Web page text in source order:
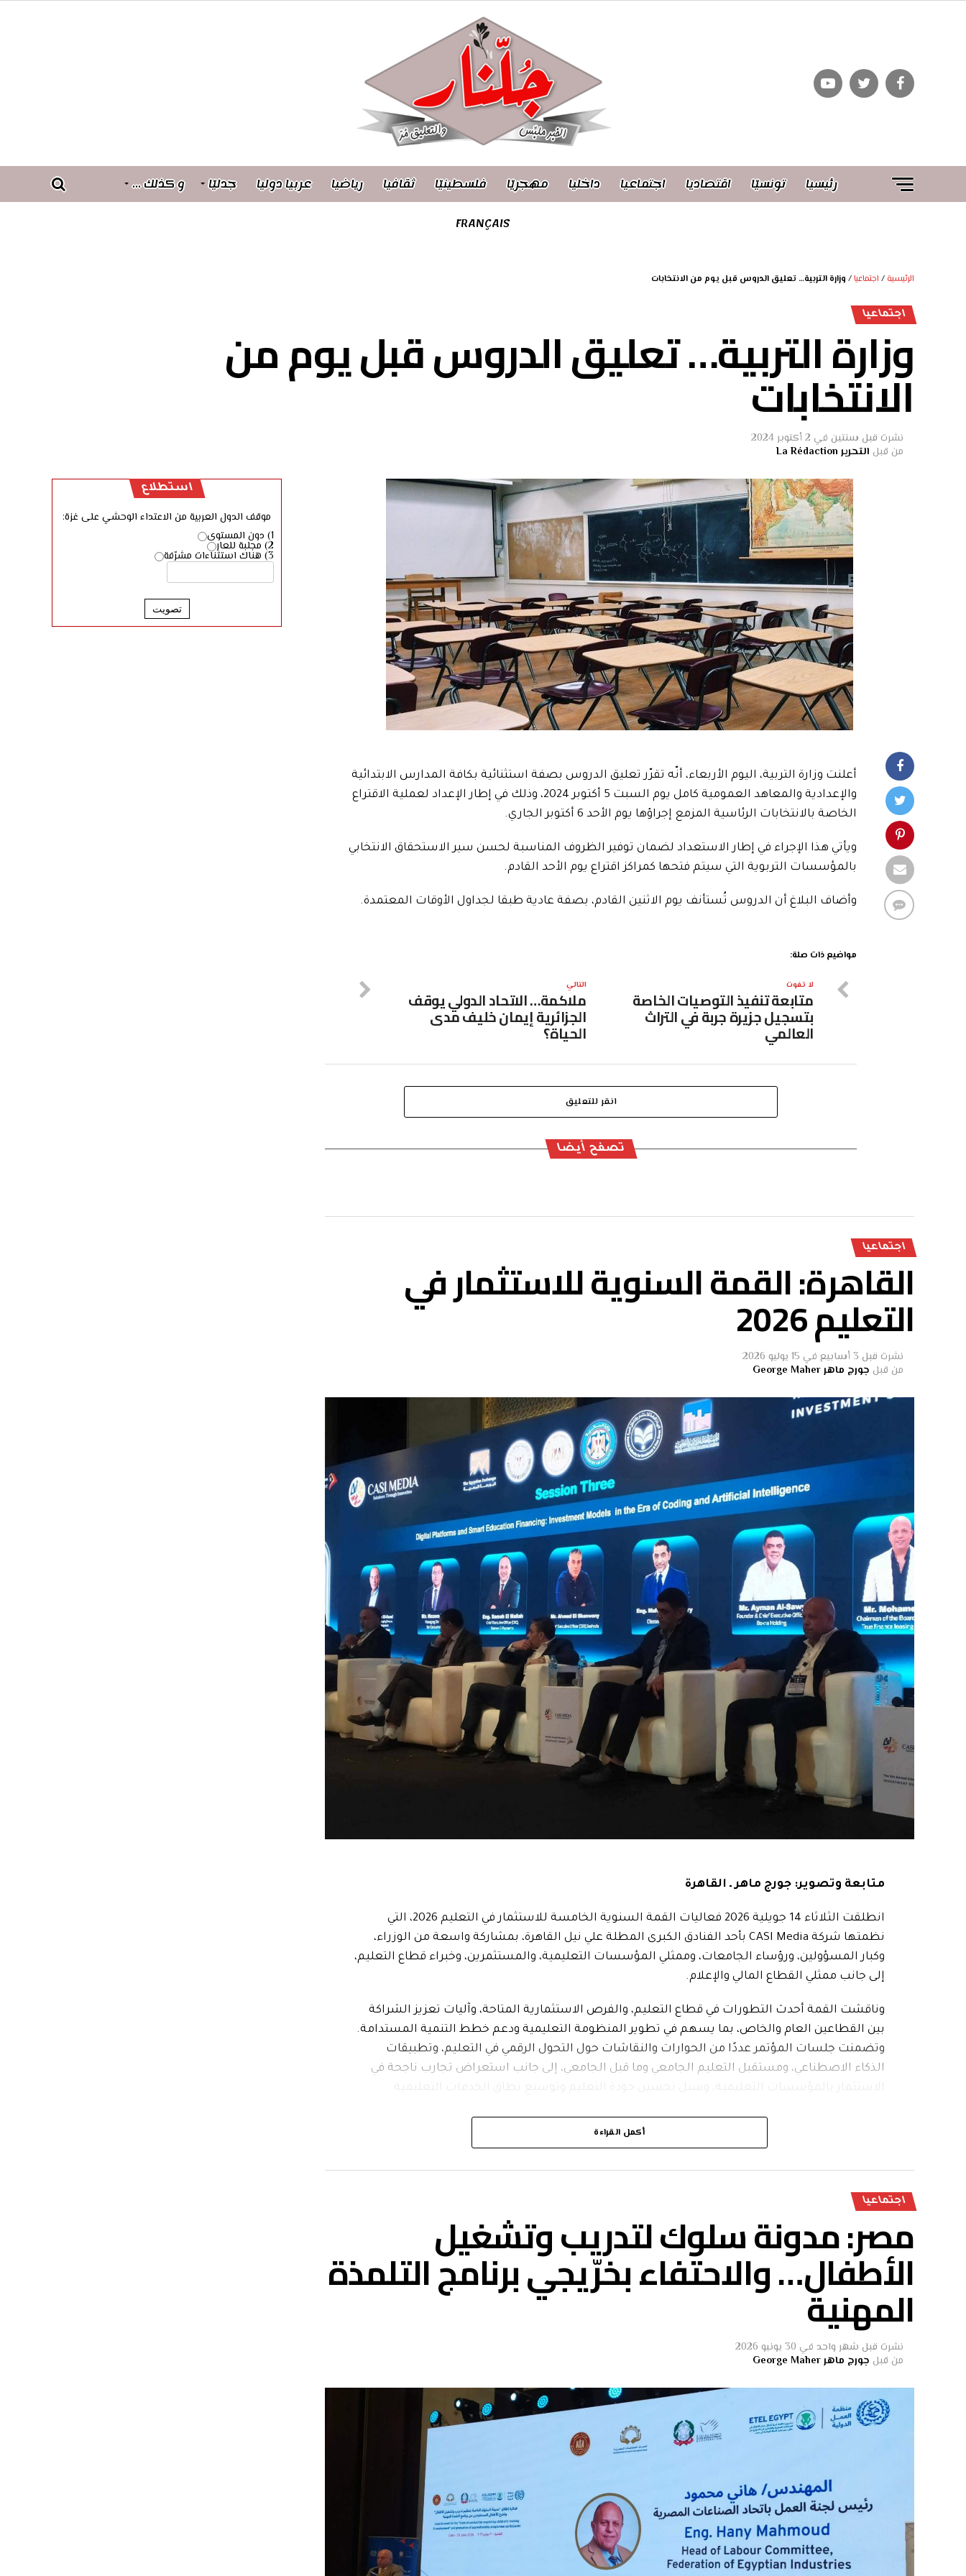
رئيسيا تونسيّا اقتصاديا اجتماعيا داخليا مهجريّا فلسطينيّا ثقافيا رياضيا عربيا دوليا جدليّا
و كذلك …
FRANÇAIS
الرئيسية / اجتماعيا/ وزارة التربية… تعليق الدروس قبل يوم من الانتخابات
اجتماعيا
وزارة التربية… تعليق الدروس قبل يوم من
الانتخابات
نشرت قبل سنتين في 2 أكتوبر 2024
من قبل التحرير La Rédaction
أعلنت وزارة التربية، اليوم الأربعاء، أنّه تقرّر تعليق الدروس بصفة استثنائية بكافة المدارس الابتدائية
والإعدادية والمعاهد العمومية كامل يوم السبت 5 أكتوبر 2024، وذلك في إطار الإعداد لعملية الاقتراع
الخاصة بالانتخابات الرئاسية المزمع إجراؤها يوم الأحد 6 أكتوبر الجاري.
ويأتي هذا الإجراء في إطار الاستعداد لضمان توفير الظروف المناسبة لحسن سير الاستحقاق الانتخابي
بالمؤسسات التربوية التي سيتم فتحها كمراكز اقتراع يوم الأحد القادم.
وأضاف البلاغ أن الدروس تُستأنف يوم الاثنين القادم، بصفة عادية طبقا لجداول الأوقات المعتمدة.
مواضيع ذات صلة:
التالي
ملاكمة… الاتحاد الدولي يوقف
الجزائرية إيمان خليف مدى
الحياة؟
لا تفوت
متابعة تنفيذ التوصيات الخاصة
بتسجيل جزيرة جربة في التراث
العالمي
انقر للتعليق
تصفح أيضا
اجتماعيا
القاهرة: القمة السنوية للاستثمار في
التعليم 2026
نشرت قبل 3 أسابيع في 15 يوليو 2026
من قبل جورج ماهر George Maher
متابعة وتصوير: جورج ماهر ـ القاهرة
انطلقت الثلاثاء 14 جويلية 2026 فعاليات القمة السنوية الخامسة للاستثمار في التعليم 2026، التي
نظمتها شركة CASI Media بأحد الفنادق الكبرى المطلة علي نيل القاهرة، بمشاركة واسعة من الوزراء،
وكبار المسؤولين، ورؤساء الجامعات، وممثلي المؤسسات التعليمية، والمستثمرين، وخبراء قطاع التعليم،
إلى جانب ممثلي القطاع المالي والإعلام.
وناقشت القمة أحدث التطورات في قطاع التعليم، والفرص الاستثمارية المتاحة، وآليات تعزيز الشراكة
بين القطاعين العام والخاص، بما يسهم في تطوير المنظومة التعليمية ودعم خطط التنمية المستدامة.
وتضمنت جلسات المؤتمر عددًا من الحوارات والنقاشات حول التحول الرقمي في التعليم، وتطبيقات
الذكاء الاصطناعي، ومستقبل التعليم الجامعي وما قبل الجامعي، إلى جانب استعراض تجارب ناجحة في
وشهدت القمة حضورًا لافتًا من ممثلي الشركات والمؤسسات العاملة في قطاع التعليم، الذين
استعرضوا أحدث المبادرات والحلول التكنولوجية الداعمة للعملية التعليمية، مؤكدين أهمية التعاون بين
واختُتمت فعاليات القمة بعدد من التوصيات التي أكدت ضرورة مواصلة دعم الاستثمار في التعليم،
وتشجيع الابتكار، وتعزيز استخدام التكنولوجيا الحديثة، بما يسهم في بناء منظومة تعليمية أكثر كفاءة
وقدرة على مواكبة المتغيرات العالمية.
أكمل القراءة
اجتماعيا
مصر: مدونة سلوك لتدريب وتشغيل
الأطفال… والاحتفاء بخرّيجي برنامج التلمذة
المهنية
نشرت قبل شهر واحد في 30 يونيو 2026
من قبل جورج ماهر George Maher
استطلاع
موقف الدول العربية من الاعتداء الوحشي على غزة:
1) دون المستوى
2) مجلبة للعار
3) هناك استثناءات مشرّفة
تصويت